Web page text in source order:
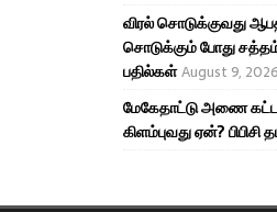
விரல் சொடுக்குவது
சொடுக்கும் போது சத்தம்
பதில்கள் August 9, 2026
மேகேதாட்டு அணை கட்ட
கிளம்புவது ஏன்?